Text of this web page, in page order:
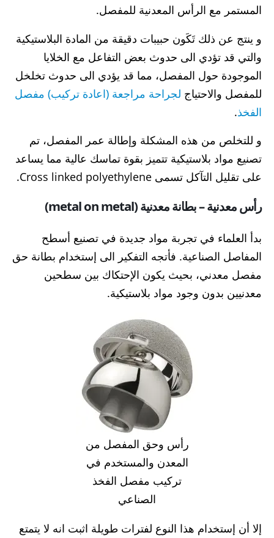
المستمر مع الرأس المعدنية للمفصل.
و ينتج عن ذلك تَكَون حبيبات دقيقة من المادة البلاستيكية
والتي قد تؤدي الى حدوث بعض التفاعل مع الخلايا
الموجودة حول المفصل، مما قد يؤدي الى حدوث تخلخل
للمفصل والاحتياج لجراحة مراجعة (اعادة تركيب) مفصل
الفخذ.
و للتخلص من هذه المشكلة وإطالة عمر المفصل، تم
تصنيع مواد بلاستيكية تتميز بقوة تماسك عالية مما يساعد
على تقليل التآكل تسمى Cross linked polyethylene.
رأس معدنية – بطانة معدنية (metal on metal)
بدأ العلماء في تجربة مواد جديدة في تصنيع أسطح
المفاصل الصناعية. فأتجه التفكير الى إستخدام بطانة حق
مفصل معدني، بحيث يكون الإحتكاك بين سطحين
معدنيين بدون وجود مواد بلاستيكية.
رأس وحق المفصل من
المعدن والمستخدم في
تركيب مفصل الفخذ
الصناعي
إلا أن إستخدام هذا النوع لفترات طويلة اثبت انه لا يتمتع